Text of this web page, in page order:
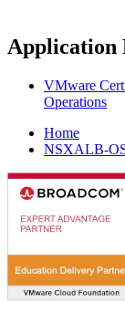
Application
VMware
Operations
Home
NSXALB-